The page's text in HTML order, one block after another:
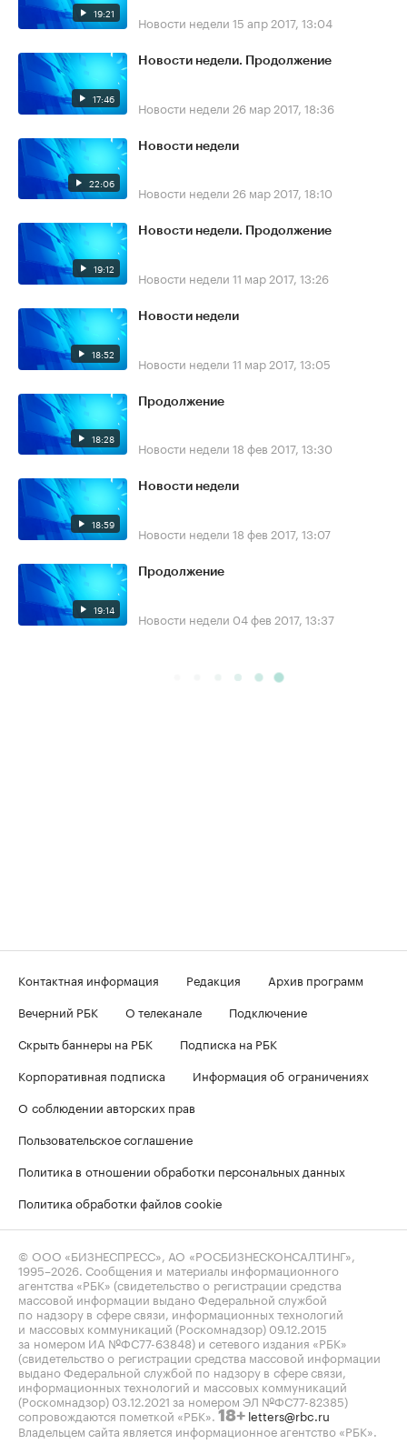
19:21 Новости недели 15 апр 2017, 13:04
17:46
Новости недели. Продолжение
Новости недели 26 мар 2017, 18:36
22:06
Новости недели
Новости недели 26 мар 2017, 18:10
19:12
Новости недели. Продолжение
Новости недели 11 мар 2017, 13:26
18:52
Новости недели
Новости недели 11 мар 2017, 13:05
18:28
Продолжение
Новости недели 18 фев 2017, 13:30
18:59
Новости недели
Новости недели 18 фев 2017, 13:07
19:14
Продолжение
Новости недели 04 фев 2017, 13:37
Контактная информация Редакция
Архив программ
Вечерний РБК
О телеканале
Подключение
Скрыть баннеры на РБК
Подписка на РБК
Корпоративная подписка
Информация об ограничениях
О соблюдении авторских прав
Пользовательское соглашение
Политика в отношении обработки персональных данных
Политика обработки файлов cookie
© ООО «БИЗНЕСПРЕСС», АО «РОСБИЗНЕСКОНСАЛТИНГ»,
1995–2026 . Сообщения и материалы информационного
агентства «РБК» (свидетельство о регистрации средства
массовой информации выдано Федеральной службой
по надзору в сфере связи, информационных технологий
и массовых коммуникаций (Роскомнадзор) 09.12.2015
за номером ИА №ФС77-63848) и сетевого издания «РБК»
(свидетельство о регистрации средства массовой информации
выдано Федеральной службой по надзору в сфере связи,
информационных технологий и массовых коммуникаций
(Роскомнадзор) 03.12.2021 за номером ЭЛ №ФС77-82385)
сопровождаются пометкой «РБК». 18+ letters@rbc.ru
Владельцем сайта является информационное агентство «РБК».